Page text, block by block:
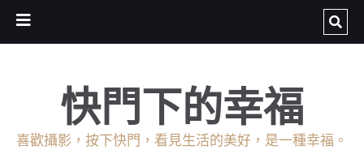
快門下的幸福
喜歡攝影，按下快門，看見生活的美好，是一種幸福。